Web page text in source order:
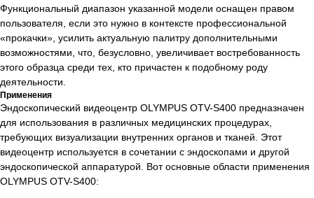
Функциональный диапазон указанной модели оснащен правом
пользователя, если это нужно в контексте профессиональной
«прокачки», усилить актуальную палитру дополнительными
возможностями, что, безусловно, увеличивает востребованность
этого образца среди тех, кто причастен к подобному роду
деятельности.
Применения
Эндоскопический видеоцентр OLYMPUS OTV-S400 предназначен
для использования в различных медицинских процедурах,
требующих визуализации внутренних органов и тканей. Этот
видеоцентр используется в сочетании с эндоскопами и другой
эндоскопической аппаратурой. Вот основные области применения
OLYMPUS OTV-S400: